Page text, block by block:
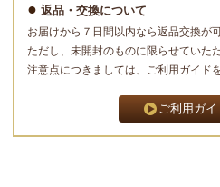
返品・交換について
お届けから７日間以内なら返品交換が
ただし、未開封のものに限らせていた
注意点につきましては、ご利用ガイド
ご利用ガ